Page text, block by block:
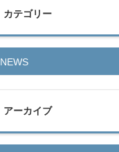
カテゴリー
NEWS
アーカイブ